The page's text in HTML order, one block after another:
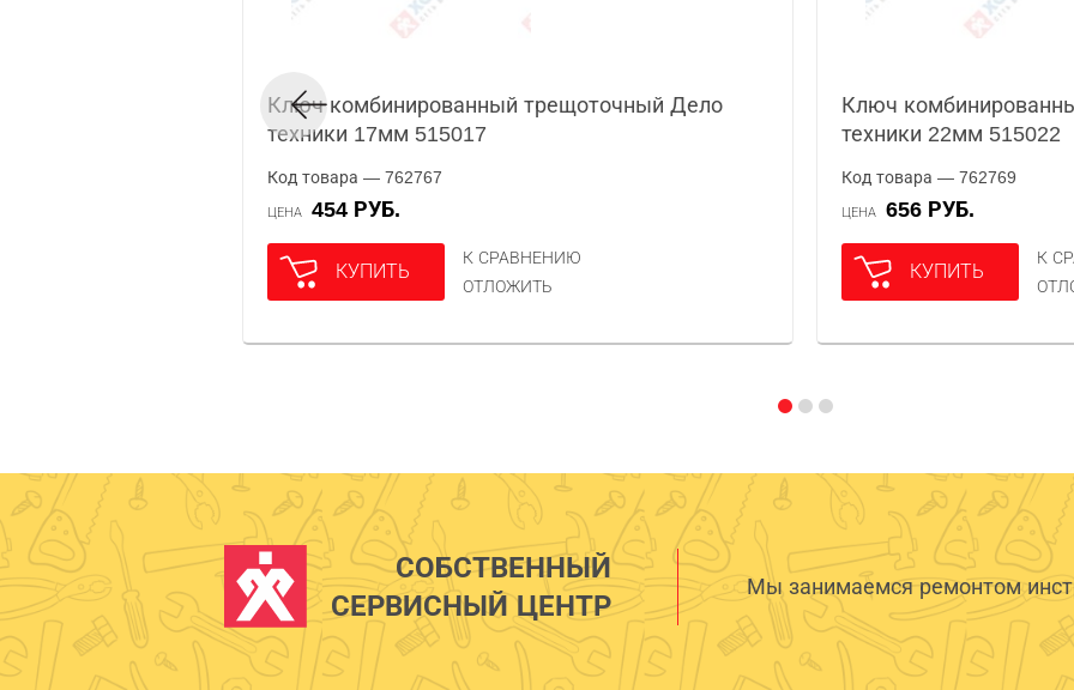
Ключ комбинированный трещоточный Дело
техники 17мм 515017
Код товара — 762767
ЦЕНА 454 РУБ.
КУПИТЬ
К СРАВНЕНИЮ
ОТЛОЖИТЬ
Ключ
техники 22мм 515022
Код товара — 762769
ЦЕНА 656 РУБ.
КУПИТЬ
К
СОБСТВЕННЫЙ
СЕРВИСНЫЙ ЦЕНТР
Мы занимаемся ремонтом